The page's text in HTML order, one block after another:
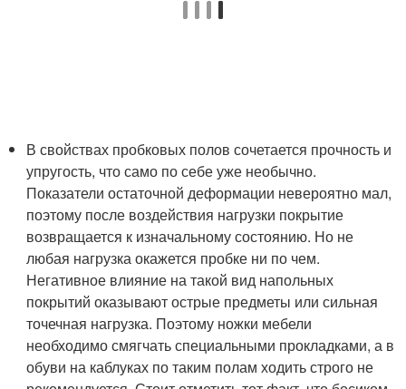
В свойствах пробковых полов сочетается прочность и
упругость, что само по себе уже необычно.
Показатели остаточной деформации невероятно мал,
поэтому после воздействия нагрузки покрытие
возвращается к изначальному состоянию. Но не
любая нагрузка окажется пробке ни по чем.
Негативное влияние на такой вид напольных
покрытий оказывают острые предметы или сильная
точечная нагрузка. Поэтому ножки мебели
необходимо смягчать специальными прокладками, а в
обуви на каблуках по таким полам ходить строго не